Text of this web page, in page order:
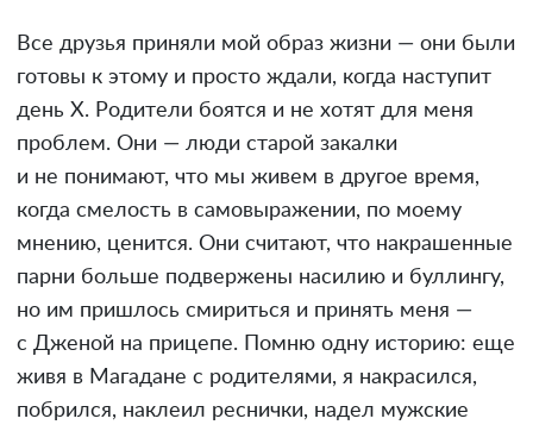
Все друзья приняли мой образ жизни — они были
готовы к этому и просто ждали, когда наступит
день Х. Родители боятся и не хотят для меня
проблем. Они — люди старой закалки
и не понимают, что мы живем в другое время,
когда смелость в самовыражении, по моему
мнению, ценится. Они считают, что накрашенные
парни больше подвержены насилию и буллингу,
но им пришлось смириться и принять меня —
с Дженой на прицепе. Помню одну историю: еще
живя в Магадане с родителями, я накрасился,
побрился, наклеил реснички, надел мужские